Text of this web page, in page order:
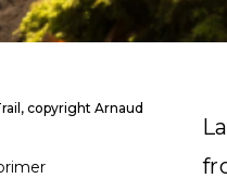
copyright Arnaud